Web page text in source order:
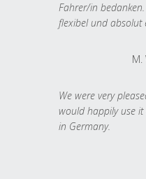
Fahrer/in
flexibel und absolut
M.
We were very
would happily use
in Germany.